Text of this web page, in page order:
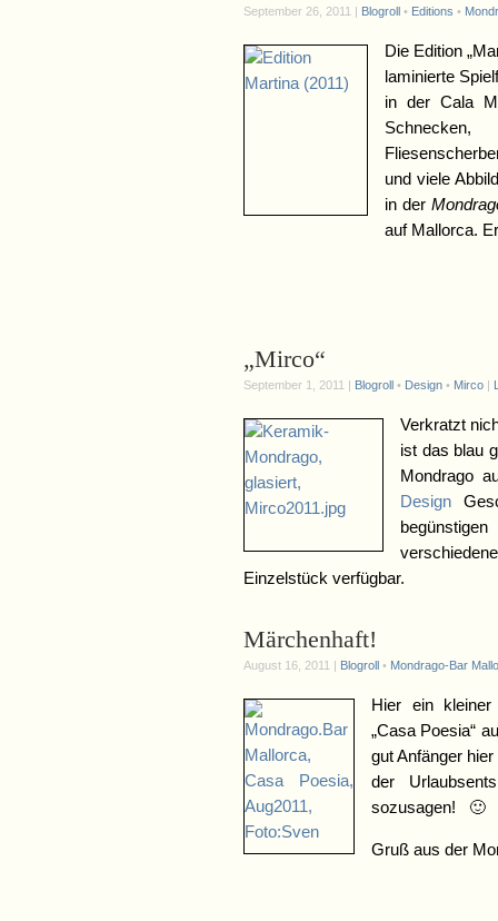
September 26, 2011 | Blogroll • Editions •
Die Edition
laminierte
in der Cala
und viele
in der
auf Mallorca.
„Mirco“
September 1, 2011 | Blogroll • Design • Mirco |
Verkratzt
ist das blau
Mondrago
Design
Einzelstück verfügbar.
Märchenhaft!
August 16, 2011 | Blogroll • Mondrago-Bar
Hier ein kleiner
„Casa Poesia“
gut Anfänger
der
sozusagen! 🙂
Gruß aus der